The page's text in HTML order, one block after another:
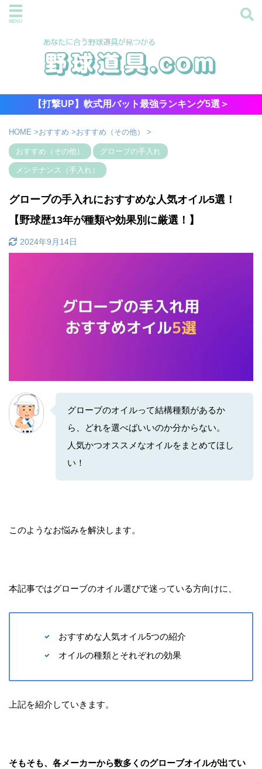
【打撃UP】軟式用バット最強ランキング5選＞
HOME >おすすめ >おすすめ（その他） >
おすすめ（その他） グローブの手入れ
メンテナンス（手入れ）
グローブの手入れにおすすめな人気オイル5選！
【野球歴13年が種類や効果別に厳選！】
2024年9月14日
グローブのオイルって結構種類があるか
ら、どれを選べばいいのか分からない。
人気かつオススメなオイルをまとめてほし
い！
このようなお悩みを解決します。
本記事ではグローブのオイル選びで迷っている方向けに、
おすすめな人気オイル5つの紹介
オイルの種類とそれぞれの効果
上記を紹介していきます。
そもそも、各メーカーから数多くのグローブオイルが出てい